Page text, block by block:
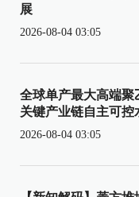
展
2026-08-04 03:05
全球单产最大高端聚
关键产业链自主可控
2026-08-04 03:05